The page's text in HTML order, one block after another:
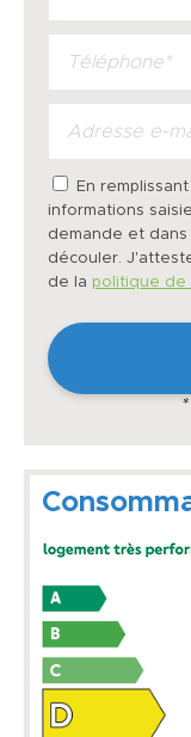
En
informations
demande et
découler.
de la politique de